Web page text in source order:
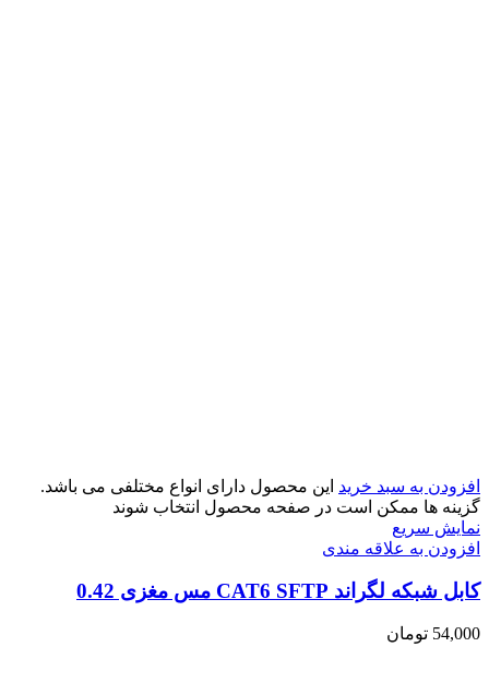
افزودن به سبد خرید این محصول دارای انواع مختلفی می باشد.
گزینه ها ممکن است در صفحه محصول انتخاب شوند
نمایش سریع
افزودن به علاقه مندی
کابل شبکه لگراند CAT6 SFTP مس مغزی 0.42
54,000 تومان